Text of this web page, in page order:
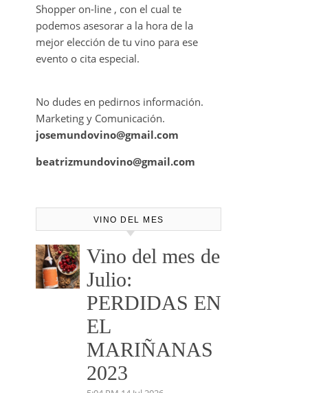
Shopper on-line , con el cual te
podemos asesorar a la hora de la
mejor elección de tu vino para ese
evento o cita especial.
No dudes en pedirnos información.
Marketing y Comunicación.
josemundovino@gmail.com
beatrizmundovino@gmail.com
VINO DEL MES
Vino del mes de
Julio:
PERDIDAS EN
EL
MARIÑANAS
2023